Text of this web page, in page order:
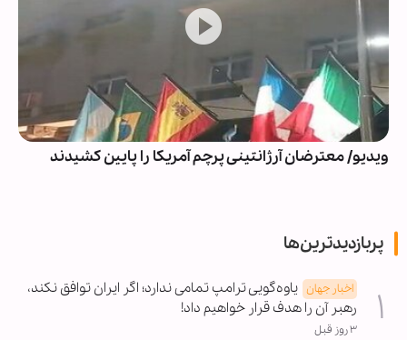
ویدیو/ معترضان آرژانتینی پرچم آمریکا را پایین کشیدند
پربازدیدترین‌ها
اخبار جهان یاوه‌گویی ترامپ تمامی ندارد؛ اگر ایران توافق نکند،
رهبر آن را هدف قرار خواهیم داد!
۳ روز قبل